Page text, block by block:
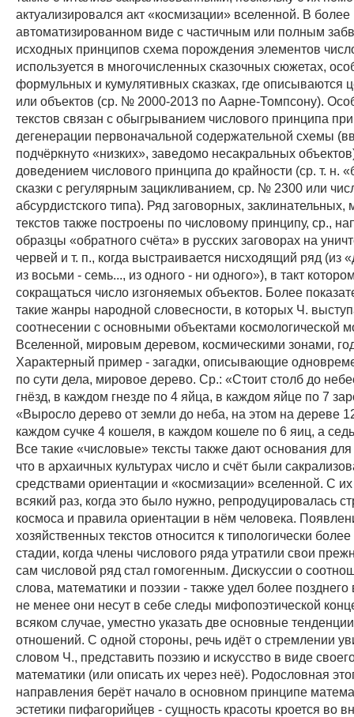
актуализировался акт «космизации» вселенной. В более
автоматизированном виде с частичным или полным
исходных принципов схема порождения элементов
используется в многочисленных сказочных сюжетах,
формульных и кумулятивных сказках, где описываются
или объектов (ср. № 2000-2013 по Аарне-Томпсону).
текстов связан с обыгрыванием числового принципа
дегенерации первоначальной содержательной схемы
подчёркнуто «низких», заведомо несакральных
доведением числового принципа до крайности (ср. т. н.
сказки с регулярным зацикливанием, ср. № 2300 или
абсурдистского типа). Ряд заговорных,
текстов также построены по числовому принципу, ср.,
образцы «обратного счёта» в русских заговорах на
червей и т. п., когда выстраивается нисходящий ряд (из
из восьми - семь..., из одного - ни одного»), в такт
сокращаться число изгоняемых объектов. Более
такие жанры народной словесности, в которых Ч.
соотнесении с основными объектами космологической
Вселенной, мировым деревом, космическими зонами,
Характерный пример - загадки, описывающие
по сути дела, мировое дерево. Ср.: «Стоит столб до
гнёзд, в каждом гнезде по 4 яйца, в каждом яйце по 7
«Выросло дерево от земли до неба, на этом на дереве
каждом сучке 4 кошеля, в каждом кошеле по 6 яиц, а
Все такие «числовые» тексты также дают основания
что в архаичных культурах число и счёт были
средствами ориентации и «космизации» вселенной. С
всякий раз, когда это было нужно, репродуцировалась
космоса и правила ориентации в нём человека.
хозяйственных текстов относится к типологически
стадии, когда члены числового ряда утратили свои
сам числовой ряд стал гомогенным. Дискуссии о
слова, математики и поэзии - также удел более
не менее они несут в себе следы мифопоэтической
всяком случае, уместно указать две основные
отношений. С одной стороны, речь идёт о стремлении
словом Ч., представить поэзию и искусство в виде
математики (или описать их через неё). Родословная
направления берёт начало в основном принципе
эстетики пифагорийцев - сущность красоты кроется во